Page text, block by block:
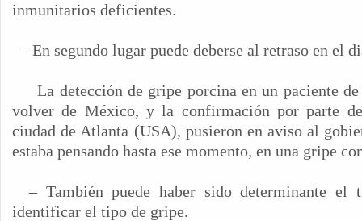
inmunitarios deficientes.
– En segundo lugar puede deberse al retraso en el
La detección de gripe porcina en un paciente de
volver de México, y la confirmación por parte
ciudad de Atlanta (USA), pusieron en aviso al
estaba pensando hasta ese momento, en una gripe
– También puede haber sido determinante el
identificar el tipo de gripe.